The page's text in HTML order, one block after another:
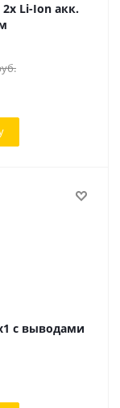
2х1 с выводами